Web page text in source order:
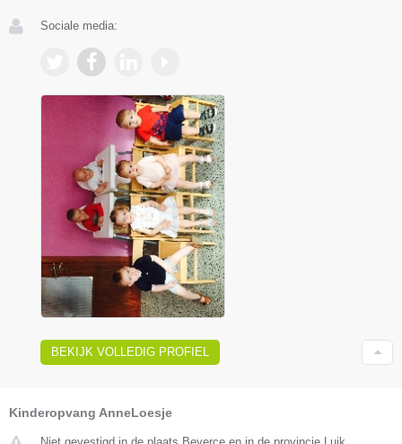
Sociale media:
BEKIJK VOLLEDIG PROFIEL
Kinderopvang AnneLoesje